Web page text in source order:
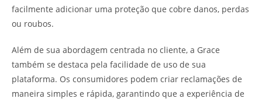
facilmente adicionar uma proteção que cobre danos, perdas
ou roubos.
Além de sua abordagem centrada no cliente, a Grace
também se destaca pela facilidade de uso de sua
plataforma. Os consumidores podem criar reclamações de
maneira simples e rápida, garantindo que a experiência de